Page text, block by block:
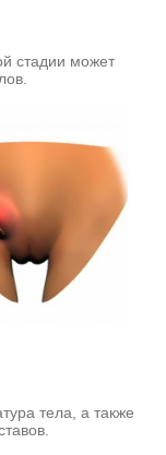
стадии может
тела, а также